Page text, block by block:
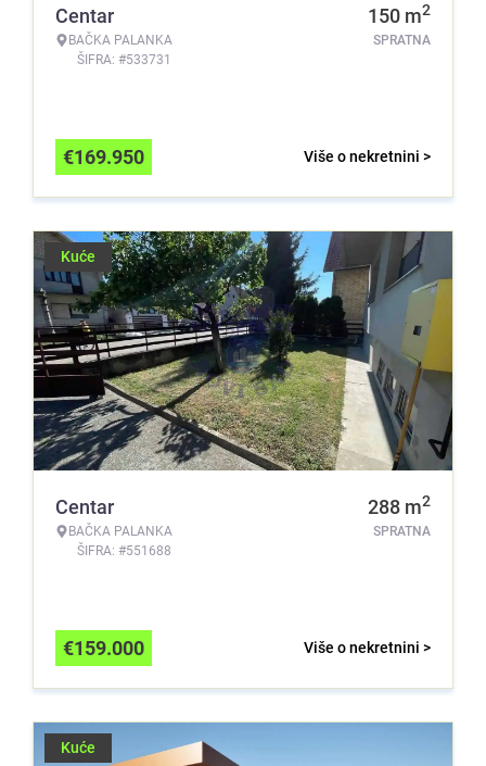
Centar
BAČKA PALANKA
ŠIFRA: #533731
150 m2
SPRATNA
Više o nekretnini >
€169.950
Kuće
Centar
BAČKA PALANKA
ŠIFRA: #551688
288 m2
SPRATNA
Više o nekretnini >
€159.000
Kuće